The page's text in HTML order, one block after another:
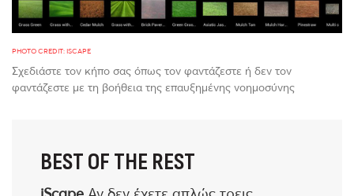
PHOTO CREDIT: ISCAPE
Σχεδιάστε τον κήπο σας όπως τον φαντάζεστε ή δεν τον
φαντάζεστε με τη βοήθεια της επαυξημένης νοημοσύνης
BEST OF THE REST